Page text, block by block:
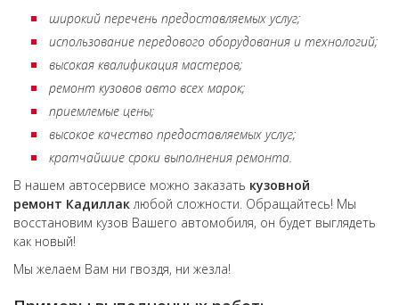
широкий перечень предоставляемых услуг;
использование передового оборудования и технологий;
высокая квалификация мастеров;
ремонт кузовов авто всех марок;
приемлемые цены;
высокое качество предоставляемых услуг;
кратчайшие сроки выполнения ремонта.
В нашем автосервисе можно заказать кузовной
ремонт Кадиллаклюбой сложности. Обращайтесь! Мы
восстановим кузов Вашего автомобиля, он будет выглядеть
как новый!
Мы желаем Вам ни гвоздя, ни жезла!